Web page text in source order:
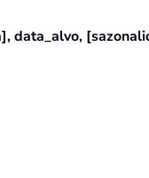
data_alvo,